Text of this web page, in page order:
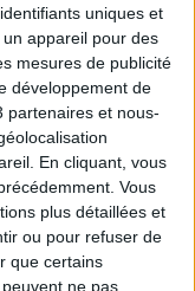
uniques et
appareil pour des
mesures de publicité
développement de
partenaires et nous-
En cliquant, vous
Vous
plus détaillées et
ou pour refuser de
que certains
ne pas